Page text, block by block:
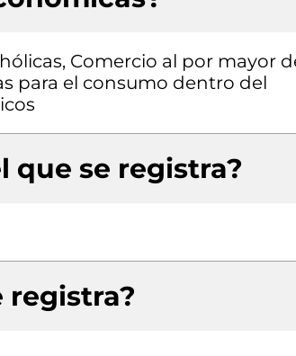
Comercio al por mayor
para el consumo dentro del
que se registra?
registra?